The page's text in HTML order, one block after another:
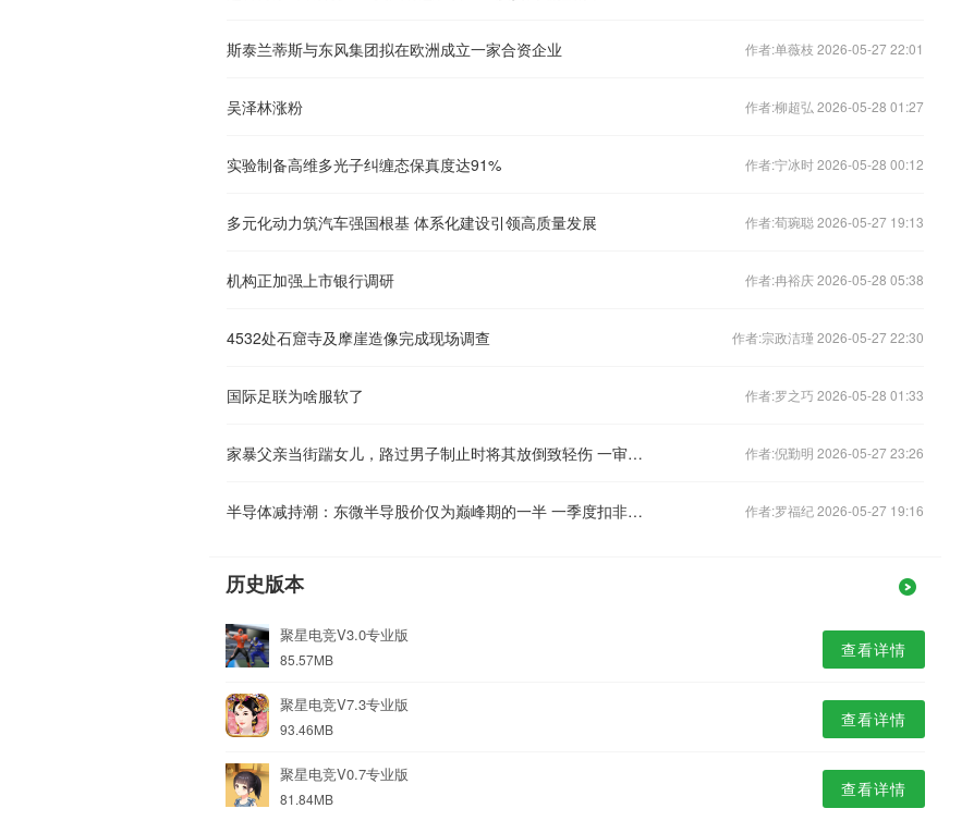
斯泰兰蒂斯与东风集团拟在欧洲成立一家合资企业 作者:单薇枝 2026-05-27 22:01
吴泽林涨粉 作者:柳超弘 2026-05-28 01:27
实验制备高维多光子纠缠态保真度达91% 作者:宁冰时 2026-05-28 00:12
多元化动力筑汽车强国根基 体系化建设引领高质量发展 作者:荀琬聪 2026-05-27 19:13
机构正加强上市银行调研 作者:冉裕庆 2026-05-28 05:38
4532处石窟寺及摩崖造像完成现场调查 作者:宗政洁瑾 2026-05-27 22:30
国际足联为啥服软了 作者:罗之巧 2026-05-28 01:33
家暴父亲当街踹女儿，路过男子制止时将其放倒致轻伤 一审被判故意伤害，二审发回重审 作者:倪勤明 2026-05-27 23:26
半导体减持潮：东微半导股价仅为巅峰期的一半 一季度扣非归母净利润转亏 作者:罗福纪 2026-05-27 19:16
历史版本
聚星电竞V3.0专业版
85.57MB 查看详情
聚星电竞V7.3专业版
93.46MB 查看详情
聚星电竞V0.7专业版
81.84MB 查看详情